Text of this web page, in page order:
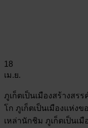
18
เม.ย.
ภูเก็ตเป็นเมืองสร้างสร
โก ภูเก็ตเป็นเมืองแห่ง
เหล่านักชิม ภูเก็ตเป็นเ